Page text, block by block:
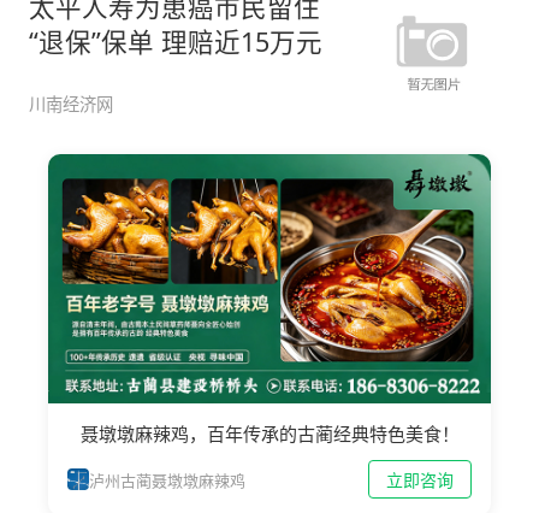
“退保”保单 理赔近15万元
川南经济网
聂墩墩麻辣鸡，百年传承的古蔺经典特色美食！
泸州古蔺聂墩墩麻辣鸡 立即咨询